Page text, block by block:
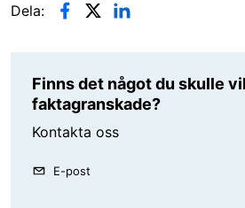
Dela:
Finns det något du skulle
faktagranskade?
Kontakta oss
E-post